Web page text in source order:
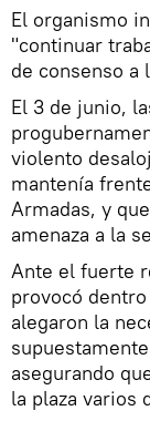
El organismo
"continuar
de consenso a
El 3 de junio,
violento
mantenía
Armadas, y
amenaza a la
Ante el fuerte
provocó
alegaron la
asegurando
la plaza varios